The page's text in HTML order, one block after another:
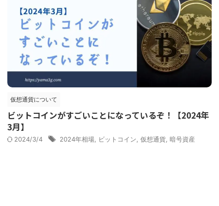
仮想通貨について
ビットコインがすごいことになっているぞ！【2024年
3月】
2024/3/4 2024年相場 ビットコイン 仮想通貨 暗号資産